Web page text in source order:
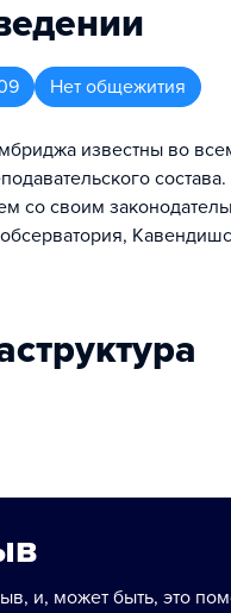
Нет общежития
известны во
со своим
и, может быть, это